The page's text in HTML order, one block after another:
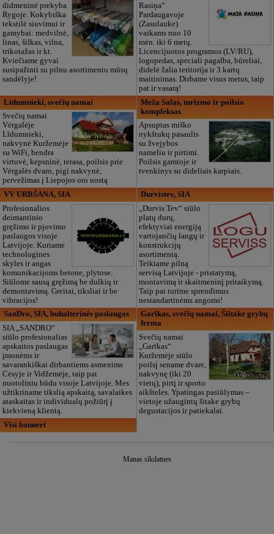
didmeninė prekyba
Rygoje. Kokybiška
tekstilė siuvimui ir
gamybai: medvilnė,
linas, šilkas, vilna,
trikotažas ir kt.
Kviečiame gyvai
susipažinti su pilnu asortimentu mūsų
sandėlyje!
Rasiņa“
Pardaugavoje
(Zasulauke)
vaikams nuo 10
mėn. iki 6 metų.
Licencijuotos programos (LV/RU),
logopedas, speciali pagalba, būreliai,
didelė žalia teritorija ir 3 kartų
maitinimas. Dirbame visus metus, taip
pat ir vasarą!
Līdumnieki, svečių namai
Svečių namai
Vėrgalėje
Līdumnieki,
nakvynė Kuržemėje
su WiFi, bendra
virtuvė, kepsninė, terasa, poilsis prie
Vėrgalės dvaro, pigi nakvynė,
pervežimas į Liepojos oro uostą
Meža Salas, turizmo ir poilsio
kompleksas
Apsuptas miško
nykštukų pasaulis
su žvejybos
nameliu ir pirtimi.
Poilsis gamtoje ir
tvenkinys su dideliais karpiais.
VV URBŠANA, SIA
Profesionalios
deimantinio
gręžimo ir pjovimo
paslaugos visoje
Latvijoje. Kuriame
technologines
skyles ir angas
komunikacijoms betone, plytose.
Siūlome sausą gręžimą be dulkių ir
demontavimą. Greitai, tiksliai ir be
vibracijos!
Durvistev, SIA
„Durvis Tev“ siūlo
platų durų,
efektyviai energiją
vartojančių langų ir
konstrukcijų
asortimentą.
Teikiame pilną
servisą Latvijoje - pristatymą,
montavimą ir skaitmeninį pritaikymą.
Taip pat turime sprendimus
nestandartinėms angoms!
SanDro, SIA, buhalterinės paslaugos
SIA „SANDRO“
siūlo profesionalias
apskaitos paslaugas
įmonėms ir
savarankiškai dirbantiems asmenims
Cėsyje ir Vidžemėje, taip pat
nuotoliniu būdu visoje Latvijoje. Mes
užtikriname tikslią apskaitą, savalaikes
ataskaitas ir individualų požiūrį į
kiekvieną klientą.
Garīkas, svečių namai, Šiitake grybų
ferma
Svečių namai
„Garīkas“
Kuržemėje siūlo
poilsį sename dvare,
nakvynę (iki 20
vietų), pirtį ir sporto
aikšteles. Ypatingas pasiūlymas –
vietoje užaugintų šitake grybų
degustacijos ir patiekalai.
Visi banneri
Manas sīkdatnes